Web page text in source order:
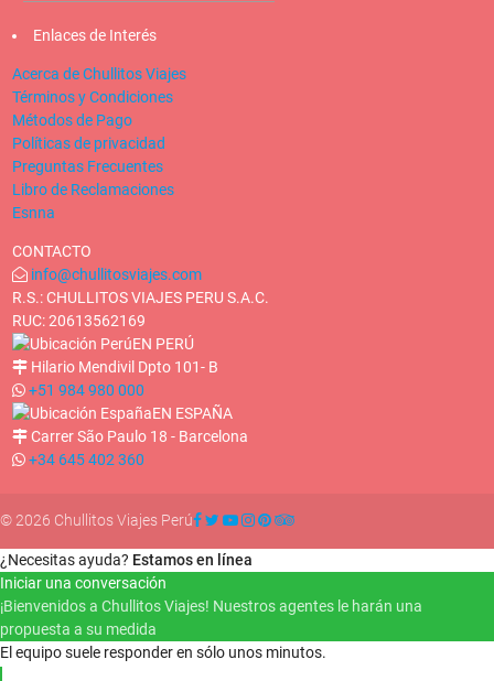
Enlaces de Interés
Acerca de Chullitos Viajes
Términos y Condiciones
Métodos de Pago
Políticas de privacidad
Preguntas Frecuentes
Libro de Reclamaciones
Esnna
CONTACTO
info@chullitosviajes.com
R.S.: CHULLITOS VIAJES PERU S.A.C.
RUC: 20613562169
EN PERÚ
Hilario Mendivil Dpto 101- B
+51 984 980 000
EN ESPAÑA
Carrer São Paulo 18 - Barcelona
+34 645 402 360
© 2026 Chullitos Viajes Perú
¿Necesitas ayuda? Estamos en línea
Iniciar una conversación
¡Bienvenidos a Chullitos Viajes! Nuestros agentes le harán una
propuesta a su medida
El equipo suele responder en sólo unos minutos.